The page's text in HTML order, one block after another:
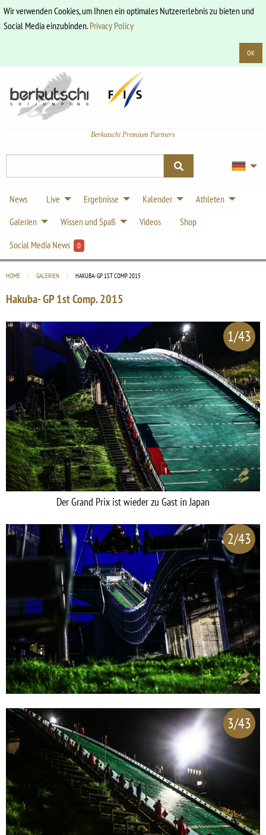
Wir verwenden Cookies, um Ihnen ein optimales Nutzererlebnis zu bieten und
Social Media einzubinden.Privacy Policy
OK
Berkutschi Premium Partners
News Live Ergebnisse Kalender
Athleten
Galerien
Wissen und Spaß Videos
Shop
Social Media News
0
HOME GALERIEN CURRENT:
HAKUBA- GP 1ST COMP. 2015
Hakuba- GP 1st Comp. 2015
1/43
Der Grand Prix ist wieder zu Gast in Japan
2/43
3/43